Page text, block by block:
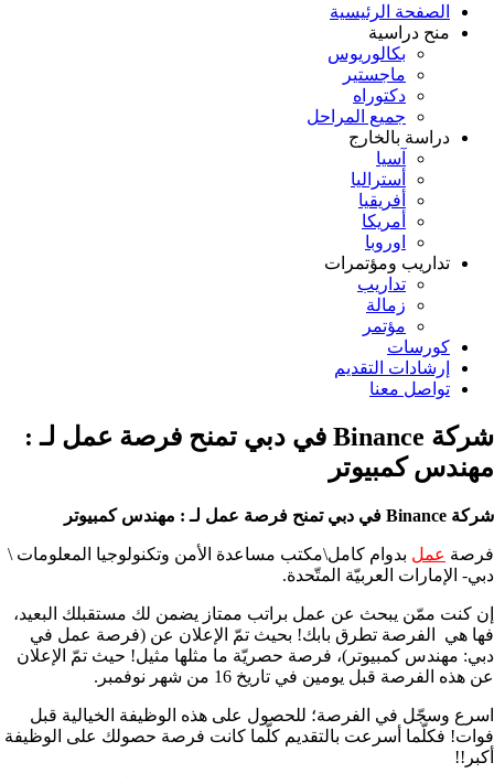
الصفحة الرئيسية
منح دراسية
بكالوريوس
ماجستير
دكتوراه
جميع المراحل
دراسة بالخارج
آسيا
أستراليا
أفريقيا
أمريكا
اوروبا
تداريب ومؤتمرات
تداريب
زمالة
مؤتمر
كورسات
إرشادات التقديم
تواصل معنا
شركة Binance في دبي تمنح فرصة عمل لـ :
مهندس كمبيوتر
شركة Binance في دبي تمنح فرصة عمل لـ : مهندس كمبيوتر
فرصة عمل بدوام كامل\مكتب مساعدة الأمن وتكنولوجيا المعلومات \
دبي- الإمارات العربيّة المتّحدة.
إن كنت ممّن يبحث عن عمل براتب ممتاز يضمن لك مستقبلك البعيد،
فها هي الفرصة تطرق بابك! بحيث تمّ الإعلان عن (فرصة عمل في
دبي: مهندس كمبيوتر)، فرصة حصريّة ما مثلها مثيل! حيث تمّ الإعلان
عن هذه الفرصة قبل يومين في تاريخ 16 من شهر نوفمبر.
اسرع وسجّل في الفرصة؛ للحصول على هذه الوظيفة الخيالية قبل
فوات! فكلّما أسرعت بالتقديم كلّما كانت فرصة حصولك على الوظيفة
أكبر!!